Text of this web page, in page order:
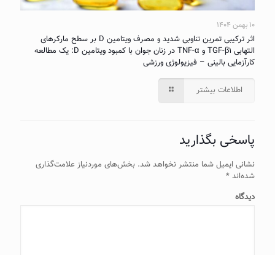
۱۰ بهمن ۱۴۰۴
اثر ترکیبی تمرین تناوبی شدید و مصرف ویتامین D بر سطح مارکرهای
التهابی TGF-β۱ و TNF-α در زنان جوان با کمبود ویتامین D: یک مطالعه
کارآزمایی بالینی – فیزیولوژی ورزشی
اطلاعات بیشتر
پاسخی بگذارید
نشانی ایمیل شما منتشر نخواهد شد. بخش‌های موردنیاز علامت‌گذاری
شده‌اند *
دیدگاه